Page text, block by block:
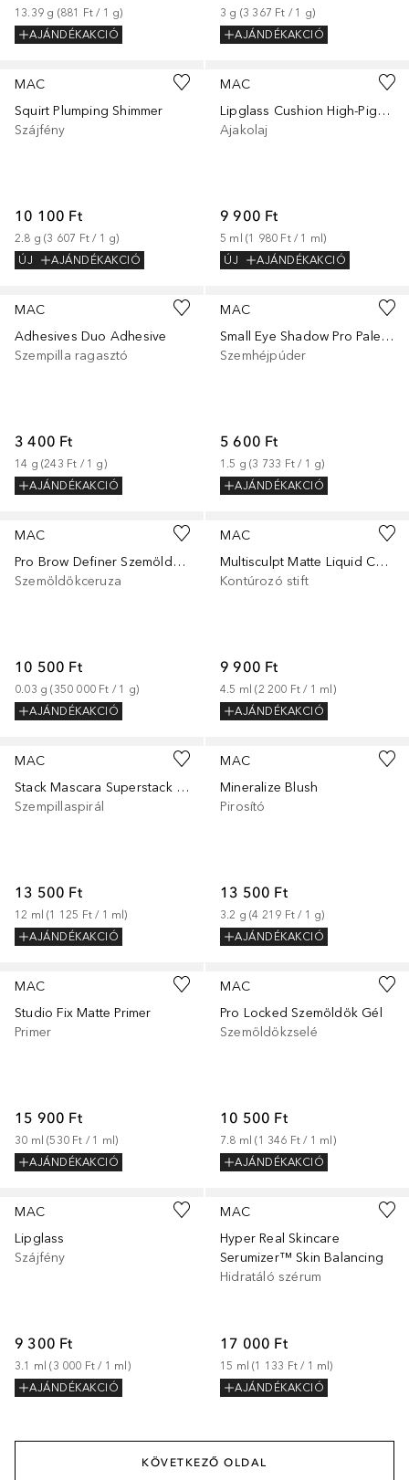
13.39 g (881 Ft / 1 g)
AJÁNDÉKAKCIÓ
3 g (3 367 Ft / 1 g)
AJÁNDÉKAKCIÓ
MAC
Squirt Plumping Shimmer
Szájfény
10 100 Ft
2.8 g (3 607 Ft / 1 g)
ÚJ
AJÁNDÉKAKCIÓ
+3
MAC
Lipglass Cushion High-Pigment Lip Oil
Ajakolaj
9 900 Ft
5 ml (1 980 Ft / 1 ml)
ÚJ
AJÁNDÉKAKCIÓ
+9
MAC
Adhesives Duo Adhesive
Szempilla ragasztó
3 400 Ft
14 g (243 Ft / 1 g)
AJÁNDÉKAKCIÓ
MAC
Small Eye Shadow Pro Palette
Szemhéjpúder
5 600 Ft
1.5 g (3 733 Ft / 1 g)
AJÁNDÉKAKCIÓ
+ 35
MAC
Pro Brow Definer Szemöldök Ceruza
Szemöldökceruza
10 500 Ft
0.03 g (350 000 Ft / 1 g)
AJÁNDÉKAKCIÓ
+11
MAC
Multisculpt Matte Liquid Colour
Kontúrozó stift
9 900 Ft
4.5 ml (2 200 Ft / 1 ml)
AJÁNDÉKAKCIÓ
+11
MAC
Stack Mascara Superstack Mega Brush Barna
Szempillaspirál
13 500 Ft
12 ml (1 125 Ft / 1 ml)
AJÁNDÉKAKCIÓ
MAC
Mineralize Blush
Pirosító
13 500 Ft
3.2 g (4 219 Ft / 1 g)
AJÁNDÉKAKCIÓ
+4
MAC
Studio Fix Matte Primer
Primer
15 900 Ft
30 ml (530 Ft / 1 ml)
AJÁNDÉKAKCIÓ
MAC
Pro Locked Szemöldök Gél
Szemöldökzselé
10 500 Ft
7.8 ml (1 346 Ft / 1 ml)
AJÁNDÉKAKCIÓ
MAC
Lipglass
Szájfény
9 300 Ft
3.1 ml (3 000 Ft / 1 ml)
AJÁNDÉKAKCIÓ
+14
MAC
Hyper Real Skincare
Serumizer™ Skin Balancing
Hidratáló szérum
17 000 Ft
15 ml (1 133 Ft / 1 ml)
AJÁNDÉKAKCIÓ
KÖVETKEZŐ OLDAL